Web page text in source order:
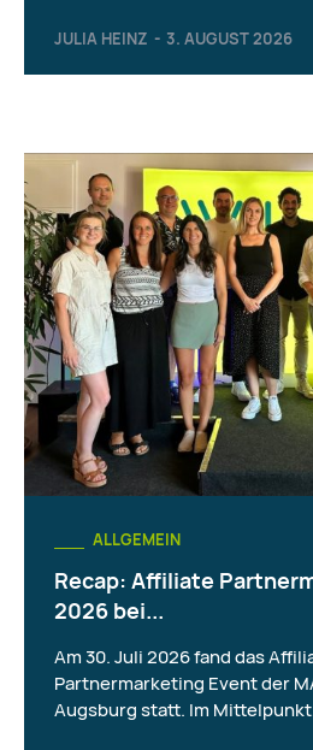
JULIA HEINZ - 3. AUGUST 2026
ALLGEMEIN
Recap: Affiliate
2026 bei...
Am 30. Juli 2026 fand das
Partnermarketing Event der
Augsburg statt. Im